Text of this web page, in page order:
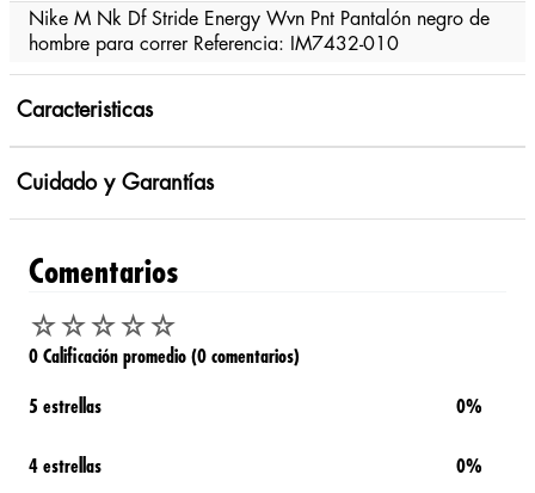
Nike M Nk Df Stride Energy Wvn Pnt Pantalón negro de
hombre para correr Referencia: IM7432-010
Caracteristicas
Cuidado y Garantías
Comentarios
☆☆☆☆☆
0 Calificación promedio (0 comentarios)
5 estrellas 0%
4 estrellas 0%